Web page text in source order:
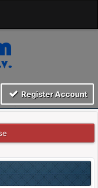
Register Account